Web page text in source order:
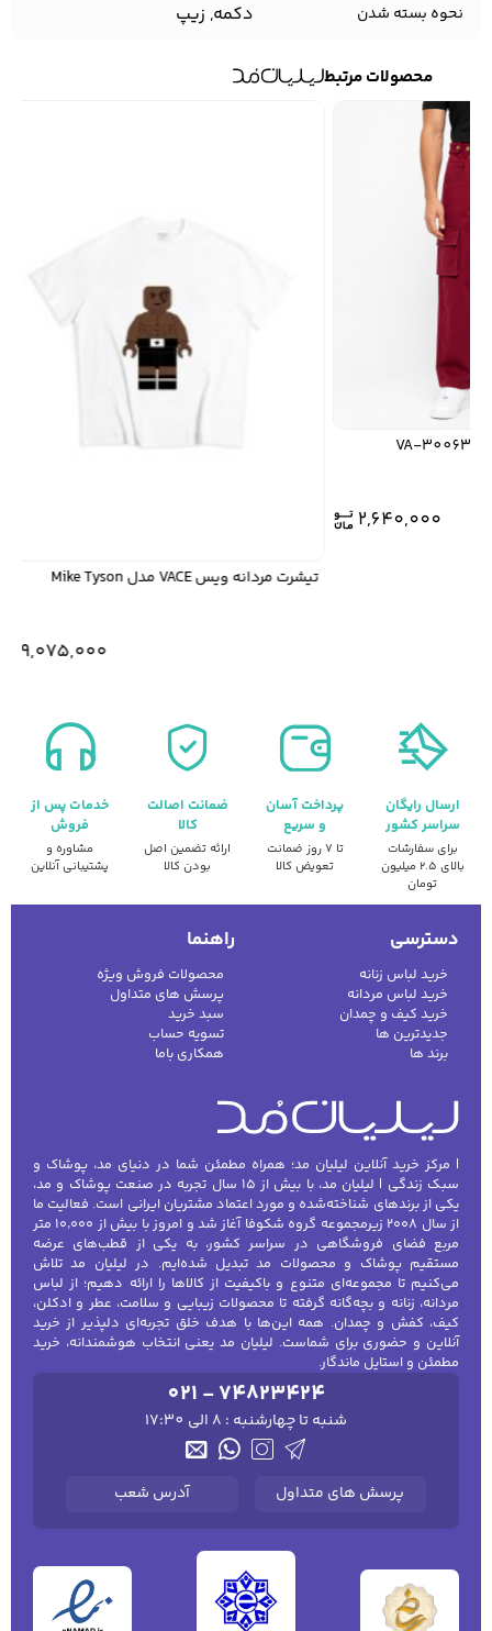
نحوه بسته شدن دکمه, زیپ
محصولات مرتبط
2,640,000
تیشرت مردانه ویس VACE مدل Mike Tyson
9,075,000
ارسال رایگان
سراسر کشور
برای سفارشات
بالای ۲.۵ میلیون
تومان
پرداخت آسان
و سریع
تا ۷ روز ضمانت
تعویض کالا
ضمانت اصالت
کالا
ارائه تضمین اصل
بودن کالا
خدمات پس از
فروش
مشاوره و
پشتیبانی آنلاین
دسترسی
خرید لباس زنانه
خرید لباس مردانه
خرید کیف و چمدان
جدیدترین ها
برند ها
راهنما
محصولات فروش ویژه
پرسش های متداول
سبد خرید
تسویه حساب
همکاری باما
| مرکز خرید آنلاین لیلیان مد؛ همراه مطمئن شما در دنیای مد، پوشاک و
سبک زندگی | لیلیان مد، با بیش از ۱۵ سال تجربه در صنعت پوشاک و مد،
یکی از برندهای شناخته‌شده و مورد اعتماد مشتریان ایرانی است. فعالیت ما
از سال ۲۰۰۸ زیرمجموعه گروه شکوفا آغاز شد و امروز با بیش از ۱۰٬۰۰۰ متر
مربع فضای فروشگاهی در سراسر کشور، به یکی از قطب‌های عرضه
مستقیم پوشاک و محصولات مد تبدیل شده‌ایم. در لیلیان مد تلاش
می‌کنیم تا مجموعه‌ای متنوع و باکیفیت از کالاها را ارائه دهیم؛ از لباس
مردانه، زنانه و بچه‌گانه گرفته تا محصولات زیبایی و سلامت، عطر و ادکلن،
کیف، کفش و چمدان. همه این‌ها با هدف خلق تجربه‌ای دلپذیر از خرید
آنلاین و حضوری برای شماست. لیلیان مد یعنی انتخاب هوشمندانه، خرید
مطمئن و استایل ماندگار.
021 - 74823424
شنبه تا چهارشنبه : 8 الی 17:30
پرسش های متداول آدرس شعب